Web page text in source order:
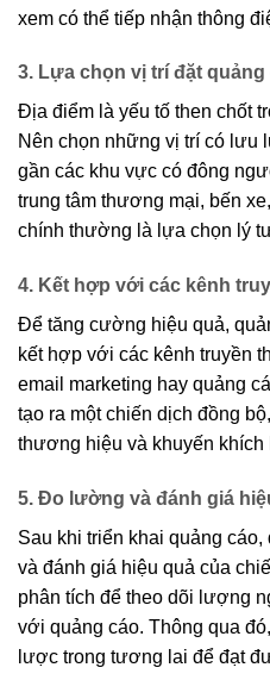
xem có thể tiếp nhận thông
3. Lựa chọn vị trí đặt quảng
Địa điểm là yếu tố then chốt
Nên chọn những vị trí có lưu
gần các khu vực có đông
trung tâm thương mại, bến
chính thường là lựa chọn lý
4. Kết hợp với các kênh
Để tăng cường hiệu quả,
kết hợp với các kênh truyền
email marketing hay quảng
tạo ra một chiến dịch đồng
thương hiệu và khuyến khích
5. Đo lường và đánh giá
Sau khi triển khai quảng
và đánh giá hiệu quả của
phân tích để theo dõi lượng
với quảng cáo. Thông qua
lược trong tương lai để đạt